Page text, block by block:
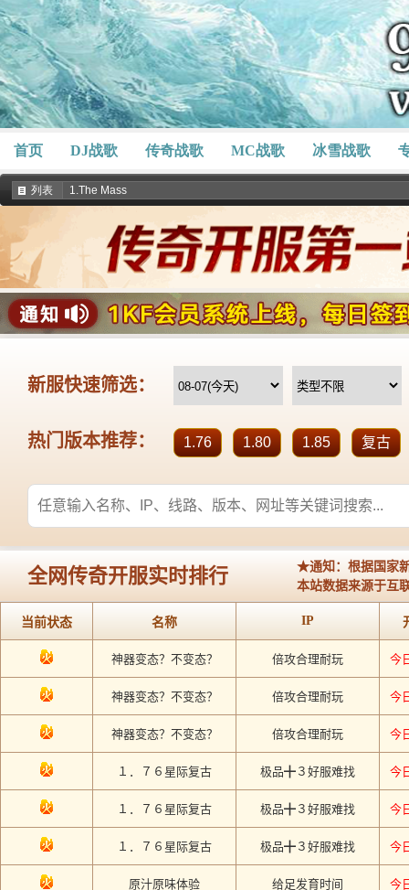
首页 DJ战歌 传奇战歌 MC战歌 冰雪战歌